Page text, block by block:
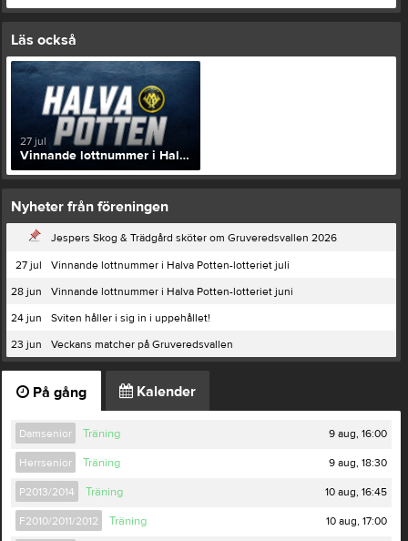
Läs också
27 jul
Vinnande lottnummer i Halva Potten-lotteriet juli
Nyheter från föreningen
Jespers Skog & Trädgård sköter om Gruveredsvallen 2026
27 jul
Vinnande lottnummer i Halva Potten-lotteriet juli
28 jun
Vinnande lottnummer i Halva Potten-lotteriet juni
24 jun
Sviten håller i sig in i uppehållet!
23 jun
Veckans matcher på Gruveredsvallen
På gång Kalender
Damsenior Träning 9 aug, 16:00
Herrsenior Träning 9 aug, 18:30
P2013/2014 Träning 10 aug, 16:45
F2010/2011/2012 Träning 10 aug, 17:00